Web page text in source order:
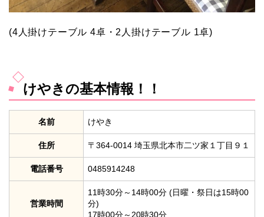
(4人掛けテーブル 4卓・2人掛けテーブル 1卓)
けやきの基本情報！！
名前 けやき
住所 〒364-0014 埼玉県北本市二ツ家１丁目９１
電話番号 0485914248
営業時間
11時30分～14時00分 (日曜・祭日は15時00
分)
17時00分～20時30分